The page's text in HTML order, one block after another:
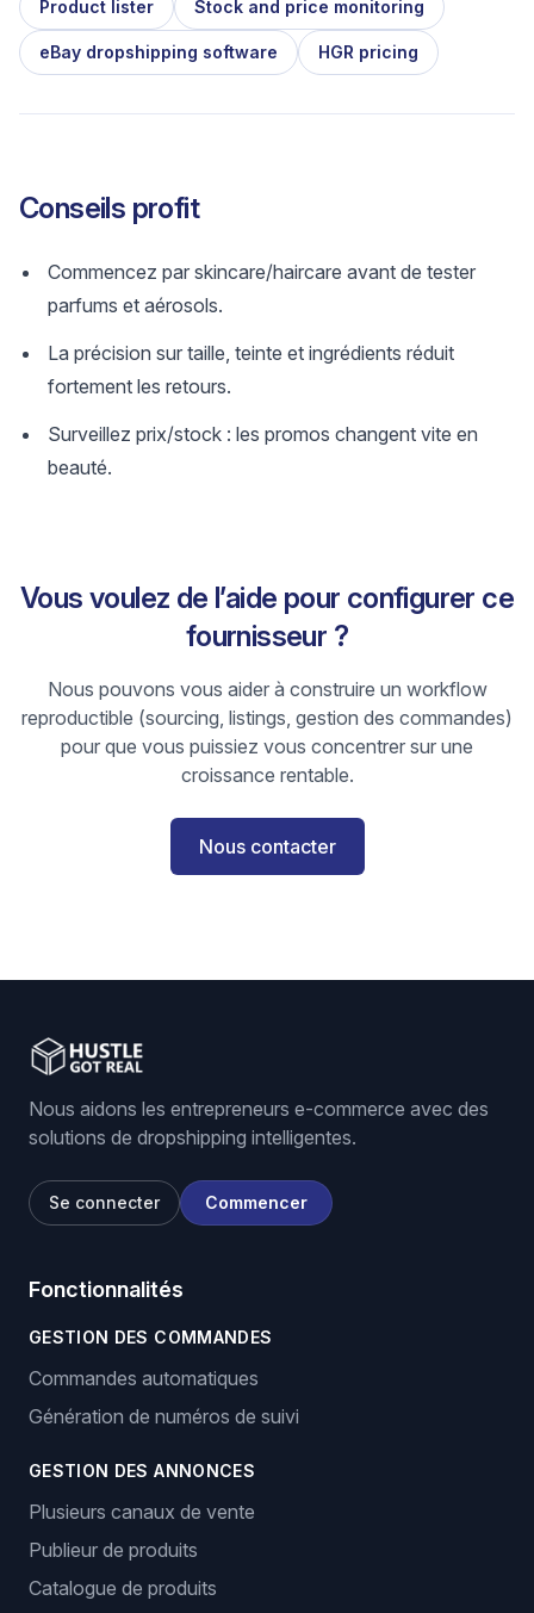
Product lister Stock and price monitoring
eBay dropshipping software HGR pricing
Conseils profit
Commencez par skincare/haircare avant de tester
parfums et aérosols.
La précision sur taille, teinte et ingrédients réduit
fortement les retours.
Surveillez prix/stock : les promos changent vite en
beauté.
Vous voulez de l’aide pour configurer ce
fournisseur ?
Nous pouvons vous aider à construire un workflow
reproductible (sourcing, listings, gestion des commandes)
pour que vous puissiez vous concentrer sur une
croissance rentable.
Nous contacter
Nous aidons les entrepreneurs e-commerce avec des
solutions de dropshipping intelligentes.
Se connecter Commencer
Fonctionnalités
GESTION DES COMMANDES
Commandes automatiques
Génération de numéros de suivi
GESTION DES ANNONCES
Plusieurs canaux de vente
Publieur de produits
Catalogue de produits